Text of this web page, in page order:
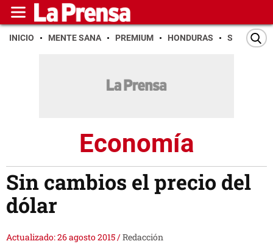
INICIO MENTE SANA PREMIUM HONDURAS SAN PEDRO
Economía
Sin cambios el precio del
dólar
Actualizado: 26 agosto 2015/Redacción